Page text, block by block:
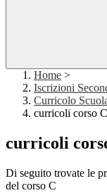
Home >
Iscrizioni
Curricolo
curricoli corso C
curricoli
Di seguito trovate le
del corso C